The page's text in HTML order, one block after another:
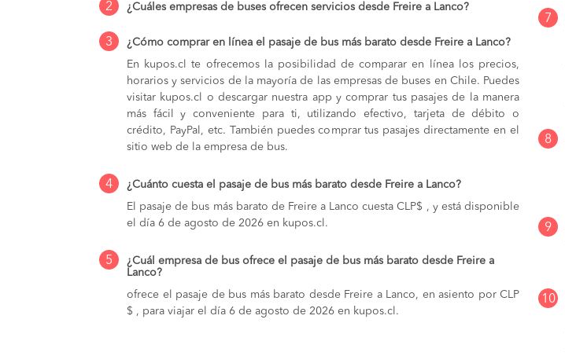
2 ¿Cuáles empresas de buses ofrecen servicios desde Freire a Lanco?
3
¿Cómo comprar en línea el pasaje de bus más barato desde Freire a Lanco?
En kupos.cl te ofrecemos la posibilidad de comparar en línea los precios,
horarios y servicios de la mayoría de las empresas de buses en Chile. Puedes
visitar kupos.cl o descargar nuestra app y comprar tus pasajes de la manera
más fácil y conveniente para ti, utilizando efectivo, tarjeta de débito o
crédito, PayPal, etc. También puedes comprar tus pasajes directamente en el
sitio web de la empresa de bus.
4
¿Cuánto cuesta el pasaje de bus más barato desde Freire a Lanco?
El pasaje de bus más barato de Freire a Lanco cuesta CLP$ , y está disponible
el día 6 de agosto de 2026 en kupos.cl.
5
¿Cuál empresa de bus ofrece el pasaje de bus más barato desde Freire a
Lanco?
ofrece el pasaje de bus más barato desde Freire a Lanco, en asiento por CLP
$ , para viajar el día 6 de agosto de 2026 en kupos.cl.
7
8
9
10